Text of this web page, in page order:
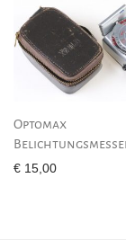
Optomax
€ 15,00